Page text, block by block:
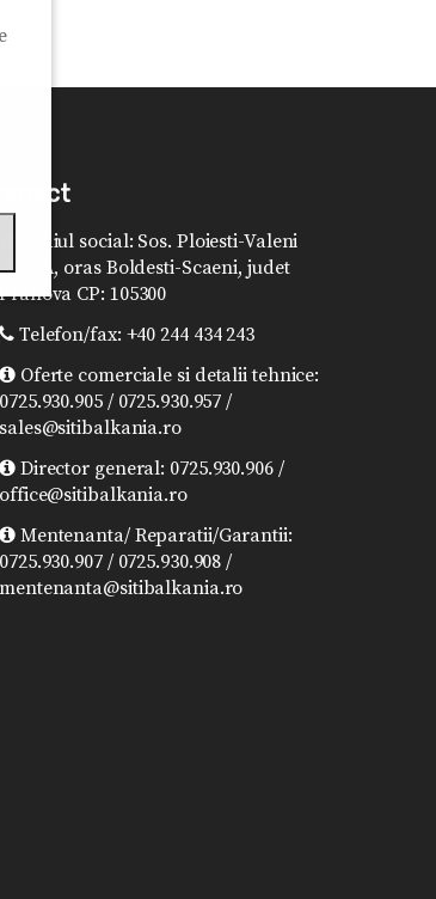
Sediul social: Sos. Ploiesti-Valeni
nr.29A, oras Boldesti-Scaeni, judet
Prahova CP: 105300
Telefon/fax: +40 244 434 243
Oferte comerciale si detalii tehnice:
0725.930.905 / 0725.930.957 /
sales@sitibalkania.ro
Director general: 0725.930.906 /
office@sitibalkania.ro
Mentenanta/ Reparatii/Garantii:
0725.930.907 / 0725.930.908 /
mentenanta@sitibalkania.ro